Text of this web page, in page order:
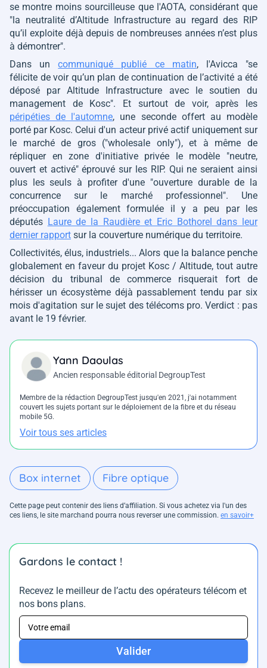
se montre moins sourcilleuse que l'AOTA, considérant que
"la neutralité d’Altitude Infrastructure au regard des RIP
qu’il exploite déjà depuis de nombreuses années n’est plus
à démontrer".
Dans uncommuniqué publié ce matin, l'Avicca "se
félicite de voir qu’un plan de continuation de l’activité a été
déposé par Altitude Infrastructure
avec le soutien du
management de Kosc". Et surtout de voir, après les
péripéties de l'automne, une seconde offert au modèle
porté par Kosc. Celui d'un acteur privé actif uniquement sur
le marché de gros ("wholesale only"), et à même de
répliquer en zone d'initiative privée le modèle "neutre,
ouvert et activé"éprouvé sur les RIP. Qui ne seraient ainsi
plus les seuls à profiter d'une "ouverture durable de la
concurrence sur le marché professionnel". Une
préoccupation également formulée il y a peu par les
députés Laure de la Raudière et Eric Bothorel dans leur
dernier rapport sur la couverture numérique du territoire.
Collectivités, élus, industriels... Alors que la balance penche
globalement en faveur du projet Kosc / Altitude, tout autre
décision du tribunal de commerce risquerait fort de
hérisser un écosystème déjà passablement tendu par six
mois d'agitation sur le sujet des télécoms pro. Verdict : pas
avant le 19 février.
Yann Daoulas
Ancien responsable éditorial DegroupTest
Membre de la rédaction DegroupTest jusqu'en 2021, j'ai notamment
couvert les sujets portant sur le déploiement de la fibre et du réseau
mobile 5G.
Voir tous ses articles
Box internet Fibre optique
Cette page peut contenir des liens d’affiliation. Si vous achetez via l'un des
ces liens, le site marchand pourra nous reverser une commission. en savoir+
Gardons le contact !
Recevez le meilleur de l’actu des opérateurs télécom et
nos bons plans.
Valider